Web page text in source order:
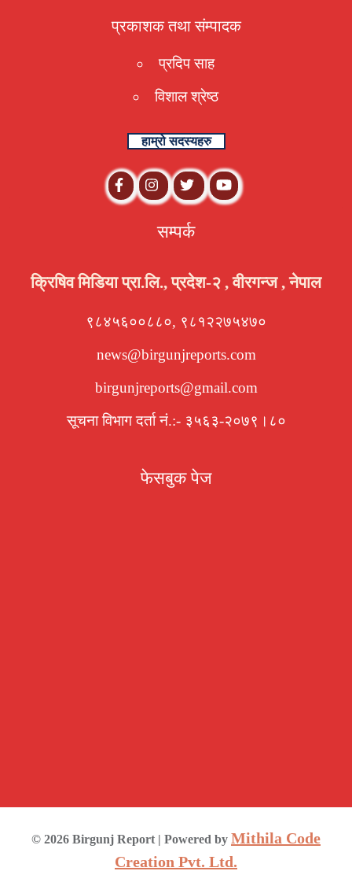
प्रकाशक तथा संम्पादक
प्रदिप साह
विशाल श्रेष्ठ
हाम्रो सदस्यहरु
सम्पर्क
क्रिषिव मिडिया प्रा.लि., प्रदेश-२ , वीरगन्ज , नेपाल
९८४५६००८८०, ९८१२२७५४७०
news@birgunjreports.com
birgunjreports@gmail.com
सूचना विभाग दर्ता नं.:- ३५६३-२०७९।८०
फेसबुक पेज
© 2026 Birgunj Report | Powered by Mithila Code
Creation Pvt. Ltd.